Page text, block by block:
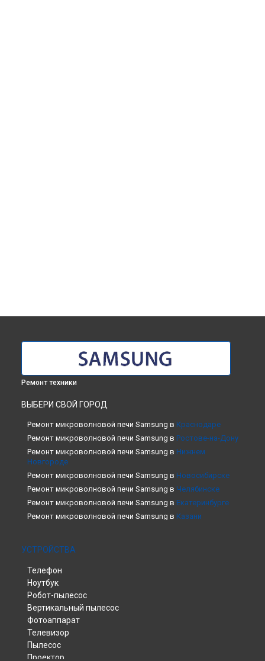
Ремонт техники
ВЫБЕРИ СВОЙ ГОРОД
Ремонт микроволновой печи Samsung в Краснодаре
Ремонт микроволновой печи Samsung в Ростове-на-Дону
Ремонт микроволновой печи Samsung в Нижнем
Новгороде
Ремонт микроволновой печи Samsung в Новосибирске
Ремонт микроволновой печи Samsung в Челябинске
Ремонт микроволновой печи Samsung в Екатеринбурге
Ремонт микроволновой печи Samsung в Казани
Ремонт микроволновой печи Samsung в
Ремонт микроволновой печи Samsung в
Ремонт микроволновой печи Samsung в
Ремонт микроволновой печи Samsung в
Ремонт микроволновой печи Samsung в
Ремонт микроволновой печи Samsung в
Ремонт микроволновой печи Samsung в
Ремонт микроволновой печи Samsung в
УСТРОЙСТВА
Телефон
Ноутбук
Робот-пылесос
Вертикальный пылесос
Фотоаппарат
Телевизор
Пылесос
Проектор